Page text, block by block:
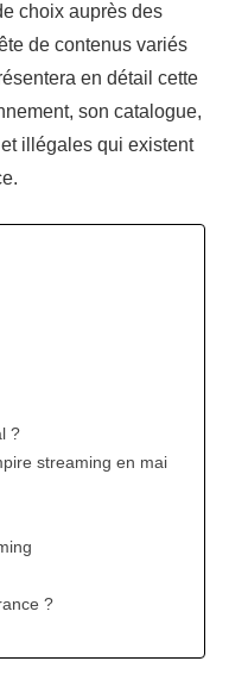
choix auprès des
de contenus variés
en détail cette
son catalogue,
illégales qui existent
?
streaming en mai
?